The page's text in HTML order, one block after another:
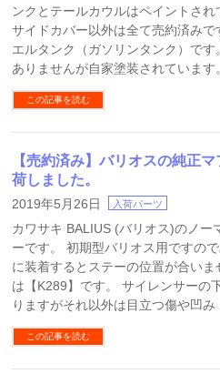
ンクとテールカウルはペイントされ
サイドカバー以外は全て売約済みで
エルタンク（ガソリンタンク）です
ありませんが自家塗装されています
この記事を読む
【売約済み】バリオスの純正
荷しました。
2019年5月26日 入荷パーツ
カワサキ BALIUS (バリオス)のノー
ーです。 初期型バリオス用ですの
に装着するとステーの位置が合いま
は【K289】です。 サイレンサーの
りますがそれ以外は目立つ傷や凹み
この記事を読む